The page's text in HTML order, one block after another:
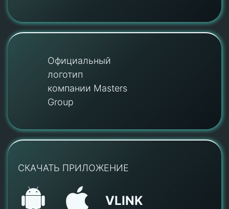
Официальный
логотип
компании Masters
Group
СКАЧАТЬ ПРИЛОЖЕНИЕ
VLINK